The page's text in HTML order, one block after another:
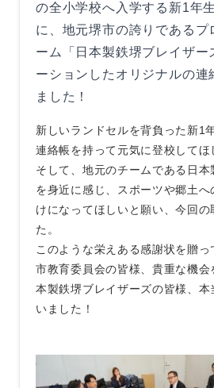
の全小学校へ入学する新1年
に、地元堺市の誇りであるプ
ーム「日本製鉄堺ブレイザー
ーションしたオリジナルの連
ました！
新しいランドセルを背負った新1
連絡帳を持って元気に登校してほ
そして、地元のチームである日
を身近に感じ、スポーツや郷土
けになってほしいと願い、今回の
た。
このような栄えある感謝状を贈
市教育委員会の皆様、貴重な機会
本製鉄堺ブレイザーズの皆様、
いました！